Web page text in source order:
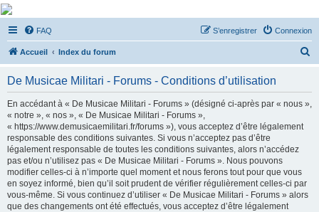
De Musicae Militari -
Forums
Forums de discussions
FAQ Connexion
S’enregistrer
Accueil Index du forum
De Musicae Militari - Forums - Conditions d’utilisation
En accédant à « De Musicae Militari - Forums » (désigné ci-après par « nous »,
« notre », « nos », « De Musicae Militari - Forums »,
« https://www.demusicaemilitari.fr/forums »), vous acceptez d’être légalement
responsable des conditions suivantes. Si vous n’acceptez pas d’être
légalement responsable de toutes les conditions suivantes, alors n’accédez
pas et/ou n’utilisez pas « De Musicae Militari - Forums ». Nous pouvons
modifier celles-ci à n’importe quel moment et nous ferons tout pour que vous
en soyez informé, bien qu’il soit prudent de vérifier régulièrement celles-ci par
vous-même. Si vous continuez d’utiliser « De Musicae Militari - Forums » alors
que des changements ont été effectués, vous acceptez d’être légalement